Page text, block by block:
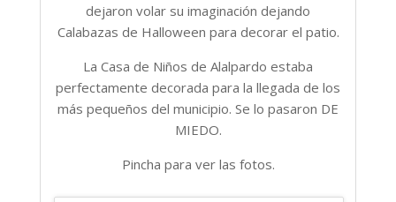
dejaron volar su imaginación dejando
Calabazas de Halloween para decorar el patio.
La Casa de Niños de Alalpardo estaba
perfectamente decorada para la llegada de los
más pequeños del municipio. Se lo pasaron DE
MIEDO.
Pincha para ver las fotos.